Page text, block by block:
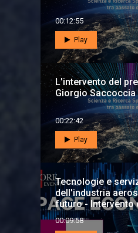
00:12:55
Play
L'intervento del
Giorgio Saccoccia
00:22:42
Play
Tecnologie e
dell'industria
futuro - Intervento
presidente ASI
Saccoccia
00:09:58